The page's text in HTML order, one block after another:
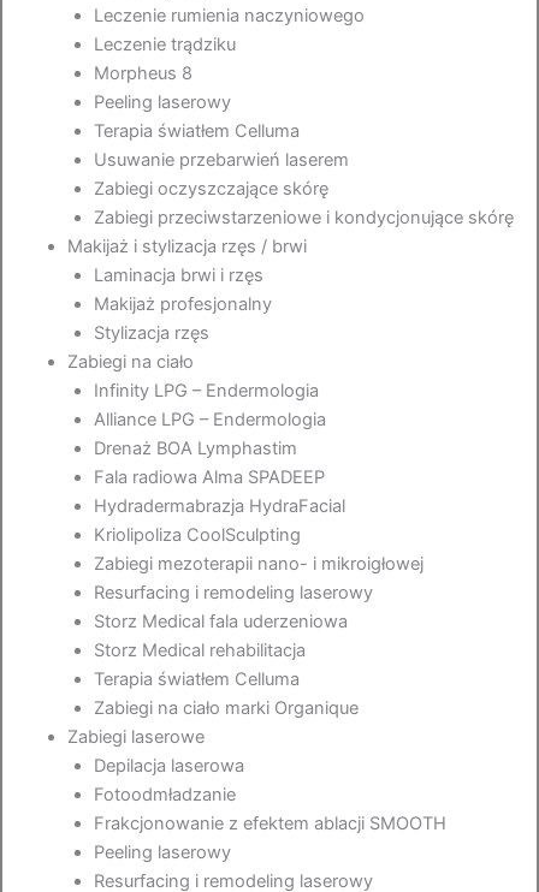
Leczenie rumienia naczyniowego
Leczenie trądziku
Morpheus 8
Peeling laserowy
Terapia światłem Celluma
Usuwanie przebarwień laserem
Zabiegi oczyszczające skórę
Zabiegi przeciwstarzeniowe i kondycjonujące skórę
Makijaż i stylizacja rzęs / brwi
Laminacja brwi i rzęs
Makijaż profesjonalny
Stylizacja rzęs
Zabiegi na ciało
Infinity LPG – Endermologia
Alliance LPG – Endermologia
Drenaż BOA Lymphastim
Fala radiowa Alma SPADEEP
Hydradermabrazja HydraFacial
Kriolipoliza CoolSculpting
Zabiegi mezoterapii nano- i mikroigłowej
Resurfacing i remodeling laserowy
Storz Medical fala uderzeniowa
Storz Medical rehabilitacja
Terapia światłem Celluma
Zabiegi na ciało marki Organique
Zabiegi laserowe
Depilacja laserowa
Fotoodmładzanie
Frakcjonowanie z efektem ablacji SMOOTH
Peeling laserowy
Resurfacing i remodeling laserowy